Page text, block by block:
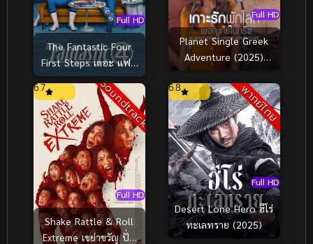
Full HD
The Fantastic Four
First Steps เดอะ แฟน
แทสติก 4 จุดเริ่มต้นปฐม
บทใหม่ (2025)
Full HD
Planet Single Greek
Adventure (2025)
เกาะรักพักโสด ผจญภัย
ในกรีซ
Soundtrack
Full HD
6.7
Shake Rattle & Roll
Extreme เขย่าขวัญ ปั่น
พากย์ไทย
Full HD
6.8
Desert Lone Hero ฮีโร่
ทะเลทราย (2025)